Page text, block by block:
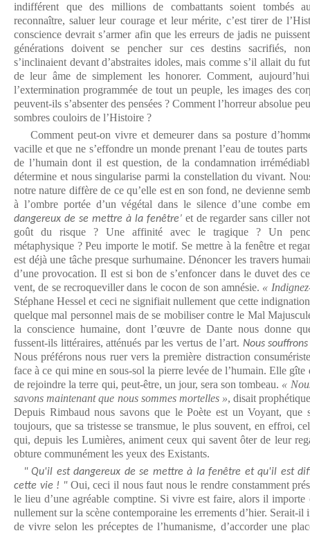
indifférent que des millions de combattants soient tombés
reconnaître, saluer leur courage et leur mérite, c’est tirer de
conscience devrait s’armer afin que les erreurs de jadis ne
générations doivent se pencher sur ces destins sacrifiés,
s’inclinaient devant d’abstraites idoles, mais comme s’il allait du
de leur âme de simplement les honorer. Comment,
l’extermination programmée de tout un peuple, les images des
peuvent-ils s’absenter des pensées ? Comment l’horreur absolue
sombres couloirs de l’Histoire ?
Comment peut-on vivre et demeurer dans sa posture
vacille et que ne s’effondre un monde prenant l’eau de toutes
de l’humain dont il est question, de la condamnation
détermine et nous singularise parmi la constellation du vivant.
notre nature diffère de ce qu’elle est en son fond, ne devienne
à l’ombre portée d’un végétal dans le silence d’une combe
dangereux de se mettre à la fenêtre’et de regarder sans ciller
goût du risque ? Une affinité avec le tragique ? Un
métaphysique ? Peu importe le motif. Se mettre à la fenêtre et
est déjà une tâche presque surhumaine. Dénoncer les travers
d’une provocation. Il est si bon de s’enfoncer dans le duvet des
vent, de se recroqueviller dans le cocon de son amnésie. «
Stéphane Hessel et ceci ne signifiait nullement que cette
quelque mal personnel mais de se mobiliser contre le Mal
la conscience humaine, dont l’œuvre de Dante nous donne
fussent-ils littéraires, atténués par les vertus de l’art. Nous
Nous préférons nous ruer vers la première distraction
face à ce qui mine en sous-sol la pierre levée de l’humain. Elle gîte
de rejoindre la terre qui, peut-être, un jour, sera son tombeau. «
savons maintenant que nous sommes mortelles », disait
Depuis Rimbaud nous savons que le Poète est un Voyant, que
toujours, que sa tristesse se transmue, le plus souvent, en effroi,
qui, depuis les Lumières, animent ceux qui savent ôter de leur
obture communément les yeux des Existants.
" Qu'il est dangereux de se mettre à la fenêtre et qu'il est
cette vie ! "Oui, ceci il nous faut nous le rendre constamment
le lieu d’une agréable comptine. Si vivre est faire, alors il importe
nullement sur la scène contemporaine les errements d’hier. Serait-il
de vivre selon les préceptes de l’humanisme, d’accorder une